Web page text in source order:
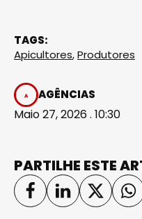
TAGS:
Apicultores,Produtores
AGÊNCIAS
Maio 27, 2026 . 10:30
PARTILHE ESTE